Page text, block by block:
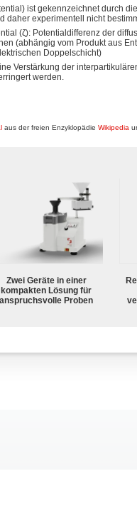
ist gekennzeichnet durch
daher experimentell nicht
(ζ): Potentialdifferenz der
(abhängig vom Produkt aus
Doppelschicht)
Verstärkung der
werden.
aus der freien Enzyklopädie Wikipedia
Zwei Geräte in einer
kompakten Lösung für
anspruchsvolle Proben